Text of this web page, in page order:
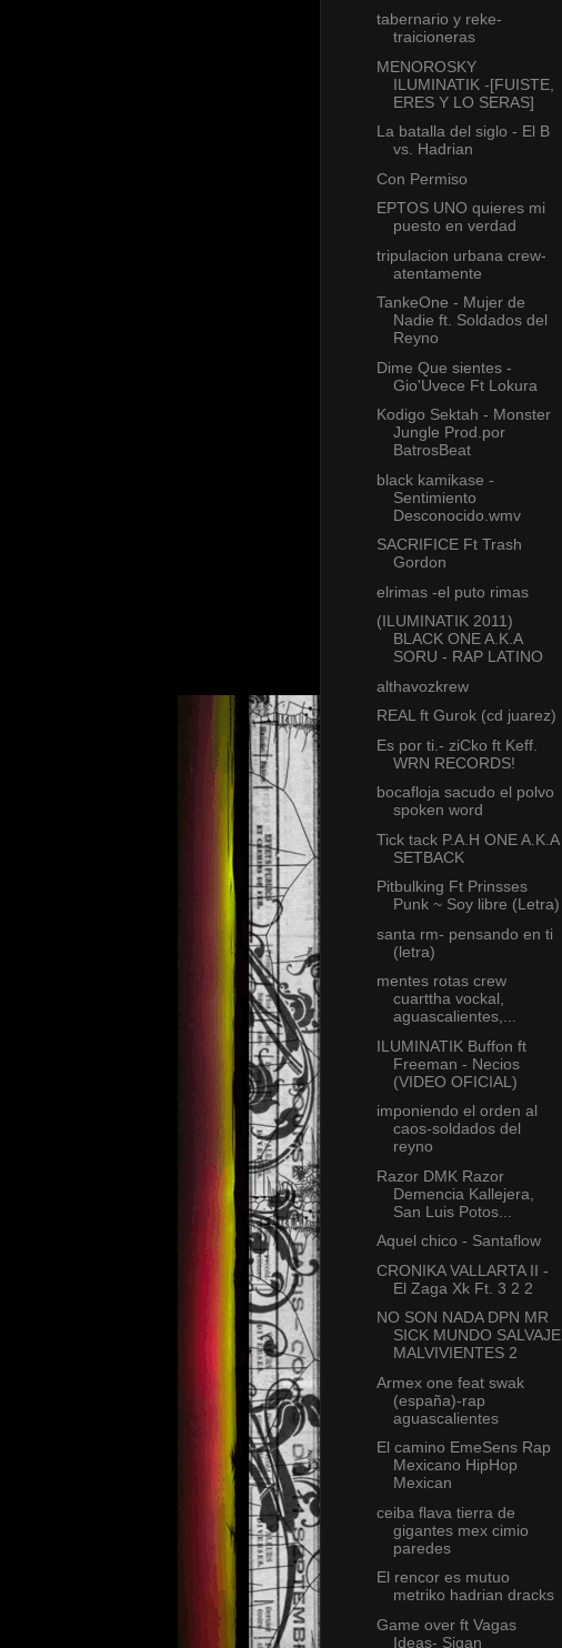
tabernario y reke-
traicioneras
MENOROSKY
ILUMINATIK -[FUISTE,
ERES Y LO SERAS]
La batalla del siglo - El B
vs. Hadrian
Con Permiso
EPTOS UNO quieres mi
puesto en verdad
tripulacion urbana crew-
atentamente
TankeOne - Mujer de
Nadie ft. Soldados del
Reyno
Dime Que sientes -
Gio'Uvece Ft Lokura
Kodigo Sektah - Monster
Jungle Prod.por
BatrosBeat
black kamikase -
Sentimiento
Desconocido.wmv
SACRIFICE Ft Trash
Gordon
elrimas -el puto rimas
(ILUMINATIK 2011)
BLACK ONE A.K.A
SORU - RAP LATINO
althavozkrew
REAL ft Gurok (cd juarez)
Es por ti.- ziCko ft Keff.
WRN RECORDS!
bocafloja sacudo el polvo
spoken word
Tick tack P.A.H ONE A.K.A
SETBACK
Pitbulking Ft Prinsses
Punk ~ Soy libre (Letra)
santa rm- pensando en ti
(letra)
mentes rotas crew
cuarttha vockal,
aguascalientes,...
ILUMINATIK Buffon ft
Freeman - Necios
(VIDEO OFICIAL)
imponiendo el orden al
caos-soldados del
reyno
Razor DMK Razor
Demencia Kallejera,
San Luis Potos...
Aquel chico - Santaflow
CRONIKA VALLARTA II -
El Zaga Xk Ft. 3 2 2
NO SON NADA DPN MR
SICK MUNDO SALVAJE
MALVIVIENTES 2
Armex one feat swak
(españa)-rap
aguascalientes
El camino EmeSens Rap
Mexicano HipHop
Mexican
ceiba flava tierra de
gigantes mex cimio
paredes
El rencor es mutuo
metriko hadrian dracks
Game over ft Vagas
Ideas- Sigan